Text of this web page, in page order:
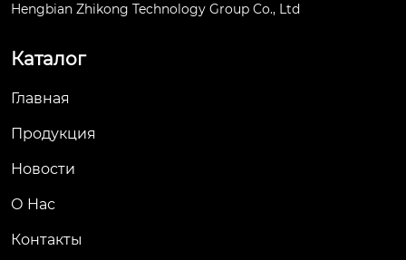
Hengbian Zhikong Technology Group Co., Ltd
Каталог
Главная
Продукция
Новости
О Hас
Контакты